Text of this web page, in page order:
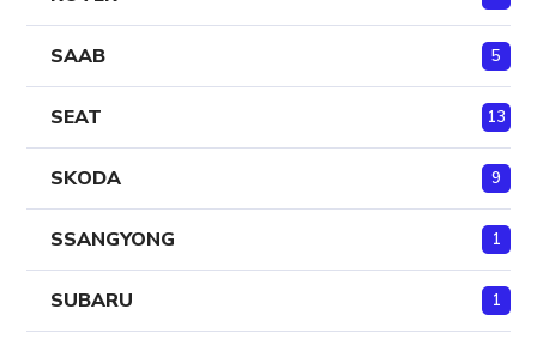
SAAB 5
SEAT 13
SKODA 9
SSANGYONG 1
SUBARU 1